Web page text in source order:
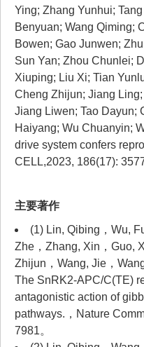
Ying; Zhang Yunhui;
Benyuan; Wang Qiming;
Bowen; Gao Junwen;
Sun Yan; Zhou Chunlei;
Xiuping; Liu Xi; Tian
Cheng Zhijun; Jiang
Jiang Liwen; Tao Dayun;
Haiyang; Wu Chuanyin;
drive system confers
CELL,2023, 186(17):
主要著作
(1) Lin, Qibing，Wu,
Zhe，Zhang, Xin，Guo,
Zhijun，Wang, Jie，
The SnRK2-APC/C(TE)
antagonistic action of
pathways.，Nature
7981。